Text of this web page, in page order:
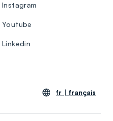
Instagram
Youtube
Linkedin
fr | français